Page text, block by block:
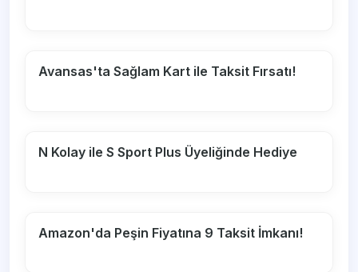
Avansas'ta Sağlam Kart ile Taksit Fırsatı!
N Kolay ile S Sport Plus Üyeliğinde Hediye
Amazon'da Peşin Fiyatına 9 Taksit İmkanı!